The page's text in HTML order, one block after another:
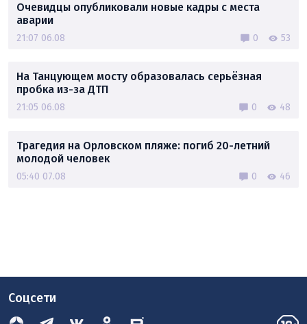
Очевидцы опубликовали новые кадры с места
аварии
21:07 06.08 0 53
На Танцующем мосту образовалась серьёзная
пробка из-за ДТП
21:05 06.08 0 48
Трагедия на Орловском пляже: погиб 20-летний
молодой человек
05:40 07.08 0 46
Соцсети